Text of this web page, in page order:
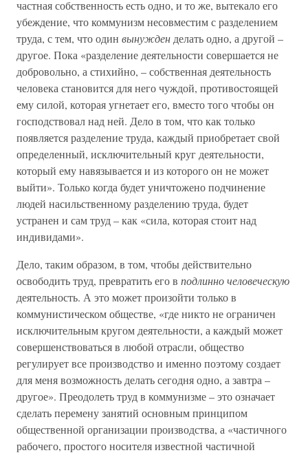
частная собственность есть одно, и то же, вытекало его
убеждение, что коммунизм несовместим с разделением
труда, с тем, что один вынужден делать одно, а другой –
другое. Пока «разделение деятельности совершается не
добровольно, а стихийно, – собственная деятельность
человека становится для него чуждой, противостоящей
ему силой, которая угнетает его, вместо того чтобы он
господствовал над ней. Дело в том, что как только
появляется разделение труда, каждый приобретает свой
определенный, исключительный круг деятельности,
который ему навязывается и из которого он не может
выйти». Только когда будет уничтожено подчинение
людей насильственному разделению труда, будет
устранен и сам труд – как «сила, которая стоит над
индивидами».
Дело, таким образом, в том, чтобы действительно
освободить труд, превратить его в подлинно человеческую
деятельность. А это может произойти только в
коммунистическом обществе, «где никто не ограничен
исключительным кругом деятельности, а каждый может
совершенствоваться в любой отрасли, общество
регулирует все производство и именно поэтому создает
для меня возможность делать сегодня одно, а завтра –
другое». Преодолеть труд в коммунизме – это означает
сделать перемену занятий основным принципом
общественной организации производства, а «частичного
рабочего, простого носителя известной частичной